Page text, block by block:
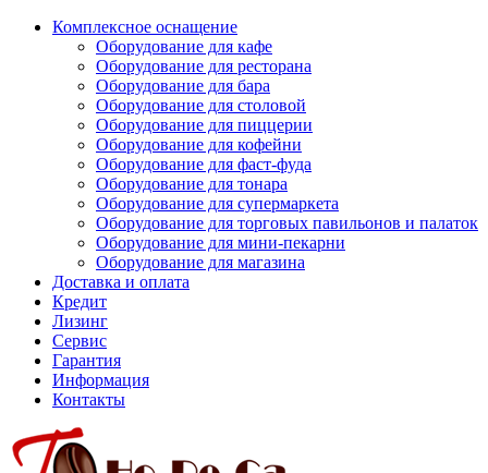
Комплексное оснащение
Оборудование для кафе
Оборудование для ресторана
Оборудование для бара
Оборудование для столовой
Оборудование для пиццерии
Оборудование для кофейни
Оборудование для фаст-фуда
Оборудование для тонара
Оборудование для супермаркета
Оборудование для торговых павильонов и палаток
Оборудование для мини-пекарни
Оборудование для магазина
Доставка и оплата
Кредит
Лизинг
Сервис
Гарантия
Информация
Контакты